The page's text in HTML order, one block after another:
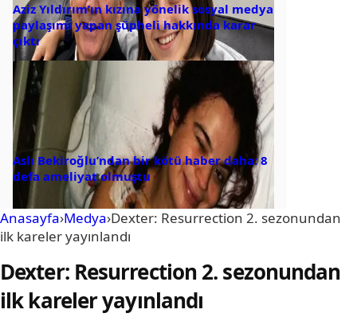
Aziz Yıldırım’ın kızına yönelik sosyal medya
paylaşımı yapan şüpheli hakkında karar
çıktı
Aslı Bekiroğlu’ndan bir kötü haber daha: 8
defa ameliyat olmuştu
Anasayfa›Medya›Dexter: Resurrection 2. sezonundan
ilk kareler yayınlandı
Dexter: Resurrection 2. sezonundan
ilk kareler yayınlandı